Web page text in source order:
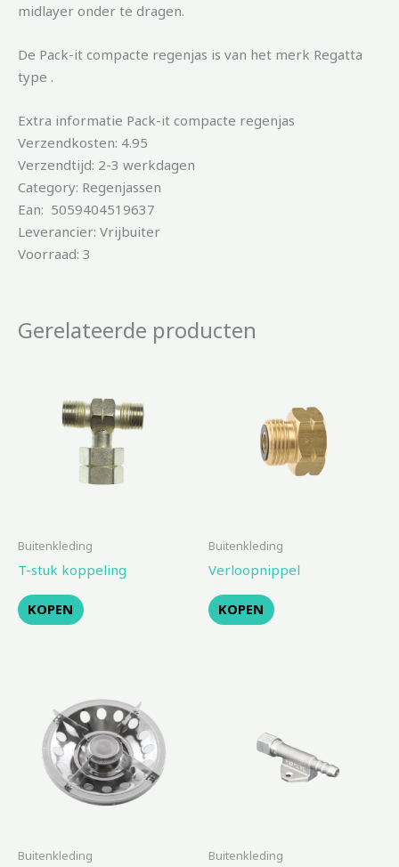
midlayer onder te dragen.
De Pack-it compacte regenjas is van het merk Regatta
type .
Extra informatie Pack-it compacte regenjas
Verzendkosten: 4.95
Verzendtijd: 2-3 werkdagen
Category: Regenjassen
Ean: 5059404519637
Leverancier: Vrijbuiter
Voorraad: 3
Gerelateerde producten
Buitenkleding
T-stuk koppeling
KOPEN
Buitenkleding
Verloopnippel
KOPEN
Buitenkleding Buitenkleding